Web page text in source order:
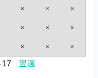
× × ×
× × ×
× × ×
17 翌週